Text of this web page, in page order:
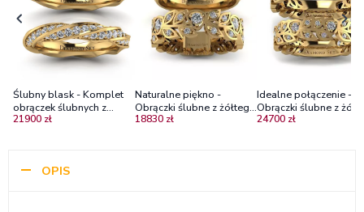
Ślubny blask - Komplet
obrączek ślubnych z
żółtego złota z
21900 zł
Naturalne piękno -
Obrączki ślubne z żółtego
złota z brylantami
18830 zł
Idealne połączenie -
Obrączki ślubne z
złota z diamentami -
24700 zł
OPIS